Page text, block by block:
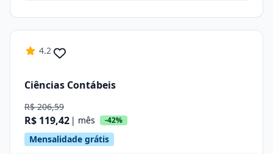
4.2
Ciências Contábeis
R$ 206,59
R$ 119,42 | mês -42%
Mensalidade grátis